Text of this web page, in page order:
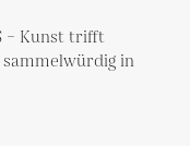
– Kunst trifft
in